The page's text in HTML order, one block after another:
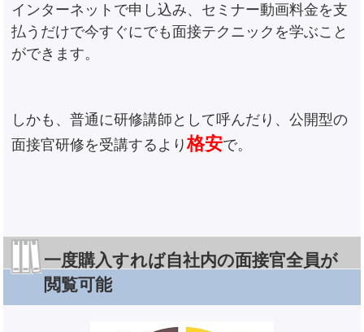
インターネットで申し込み、セミナー動画料金を支
払うだけで今すぐにでも面接テクニックを学ぶこと
ができます。
しかも、普通に研修講師として呼んだり、公開型の
面接官研修を受講するより格安で。
一度購入すれば自社内の面接官全員が
閲覧可能